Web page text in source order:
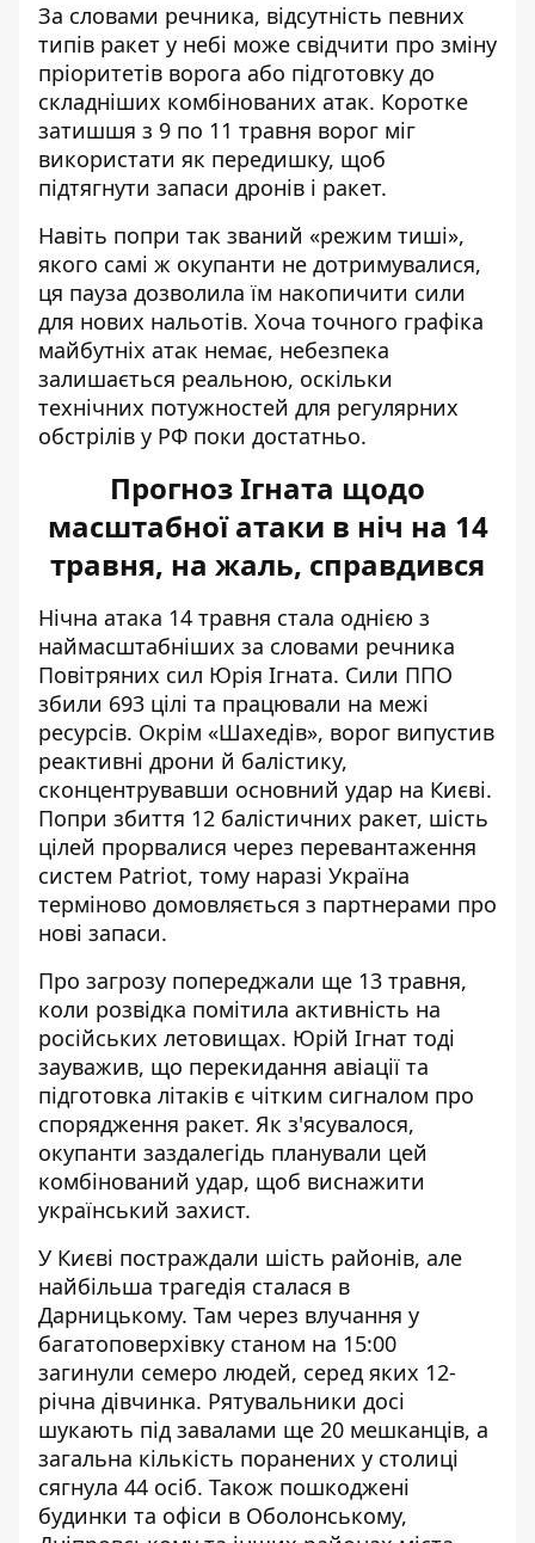
За словами речника, відсутність певних
типів ракет у небі може свідчити про зміну
пріоритетів ворога або підготовку до
складніших комбінованих атак. Коротке
затишшя з 9 по 11 травня ворог міг
використати як передишку, щоб
підтягнути запаси дронів і ракет.
Навіть попри так званий «режим тиші»,
якого самі ж окупанти не дотримувалися,
ця пауза дозволила їм накопичити сили
для нових нальотів. Хоча точного графіка
майбутніх атак немає, небезпека
залишається реальною, оскільки
технічних потужностей для регулярних
обстрілів у РФ поки достатньо.
Прогноз Ігната щодо
масштабної атаки в ніч на 14
травня, на жаль, справдився
Нічна атака 14 травня стала однією з
наймасштабніших за словами речника
Повітряних сил Юрія Ігната. Сили ППО
збили 693 цілі та працювали на межі
ресурсів. Окрім «Шахедів», ворог випустив
реактивні дрони й балістику,
сконцентрувавши основний удар на Києві.
Попри збиття 12 балістичних ракет, шість
цілей прорвалися через перевантаження
систем Patriot, тому наразі Україна
терміново домовляється з партнерами про
нові запаси.
Про загрозу попереджали ще 13 травня,
коли розвідка помітила активність на
російських летовищах. Юрій Ігнат тоді
зауважив, що перекидання авіації та
підготовка літаків є чітким сигналом про
спорядження ракет. Як з'ясувалося,
окупанти заздалегідь планували цей
комбінований удар, щоб виснажити
український захист.
У Києві постраждали шість районів, але
найбільша трагедія сталася в
Дарницькому. Там через влучання у
багатоповерхівку станом на 15:00
загинули семеро людей, серед яких 12-
річна дівчинка. Рятувальники досі
шукають під завалами ще 20 мешканців, а
загальна кількість поранених у столиці
сягнула 44 осіб. Також пошкоджені
будинки та офіси в Оболонському,